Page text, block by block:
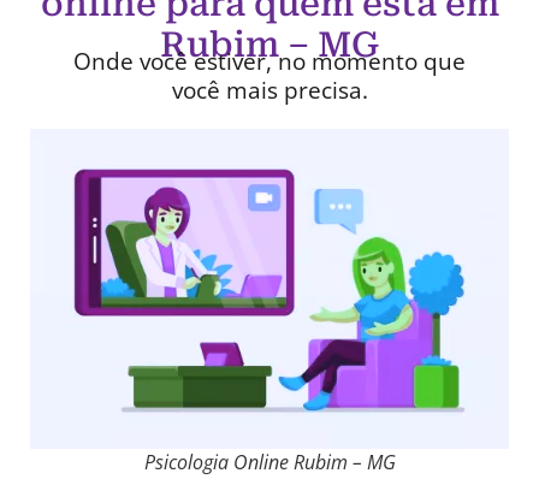
Rubim – MG
Onde você estiver, no momento que
você mais precisa.
Psicologia Online Rubim – MG